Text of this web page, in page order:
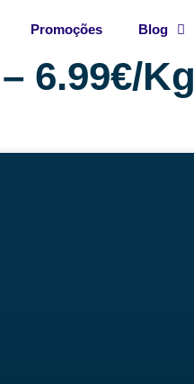
Promoções Blog
6.99€/Kg